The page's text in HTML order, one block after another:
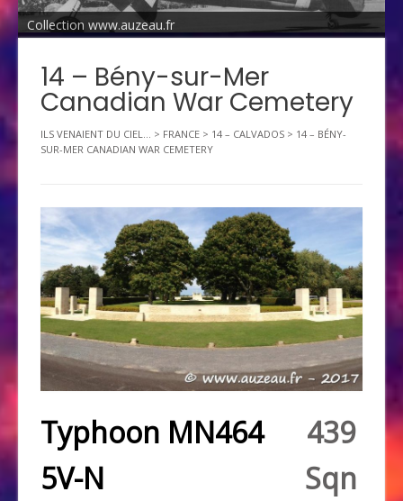
Collection www.auzeau.fr
14 – Bény-sur-Mer
Canadian War Cemetery
ILS VENAIENT DU CIEL... > FRANCE > 14 – CALVADOS > 14 – BÉNY-
SUR-MER CANADIAN WAR CEMETERY
Typhoon MN464
5V-N
439
Sqn